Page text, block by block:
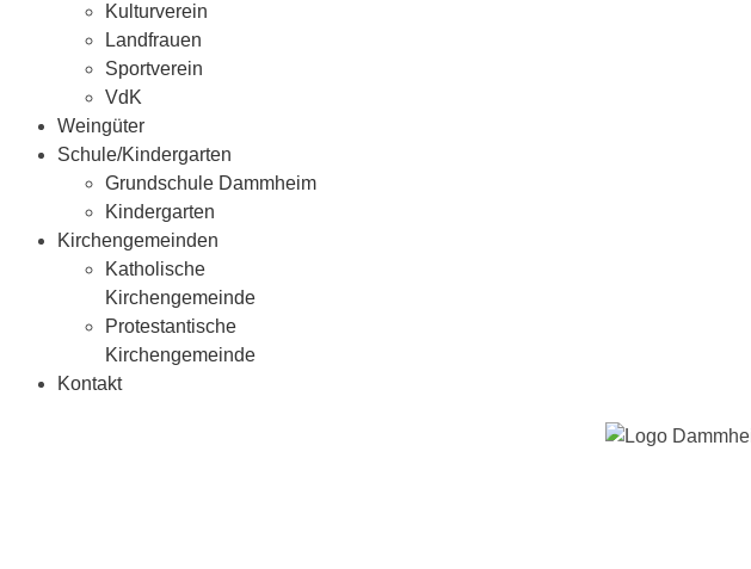
Kulturverein
Landfrauen
Sportverein
VdK
Weingüter
Schule/Kindergarten
Grundschule Dammheim
Kindergarten
Kirchengemeinden
Katholische
Kirchengemeinde
Protestantische
Kirchengemeinde
Kontakt